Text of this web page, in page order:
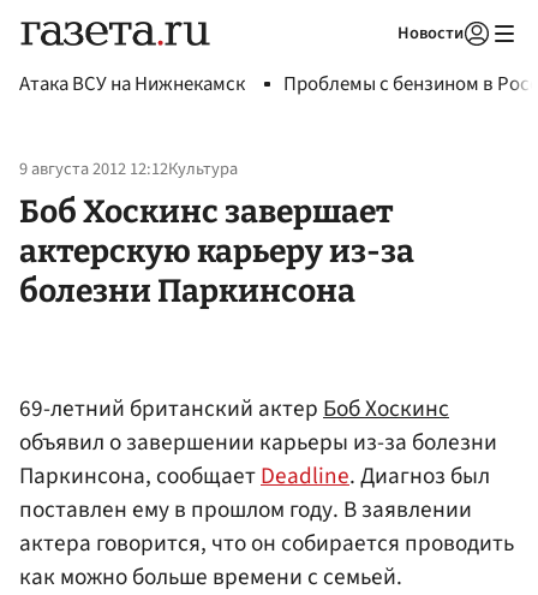
Новости
Атака ВСУ на Нижнекамск Проблемы с бензином в
9 августа 2012 12:12Культура
Боб Хоскинс завершает
актерскую карьеру из-за
болезни Паркинсона
69-летний британский актерБоб Хоскинс
объявил о завершении карьеры из-за болезни
Паркинсона, сообщаетDeadline. Диагноз был
поставлен ему в прошлом году. В заявлении
актера говорится, что он собирается проводить
как можно больше времени с семьей.